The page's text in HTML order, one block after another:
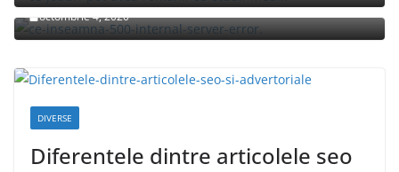
octombrie 4, 2020
DIVERSE
Diferentele dintre articolele seo